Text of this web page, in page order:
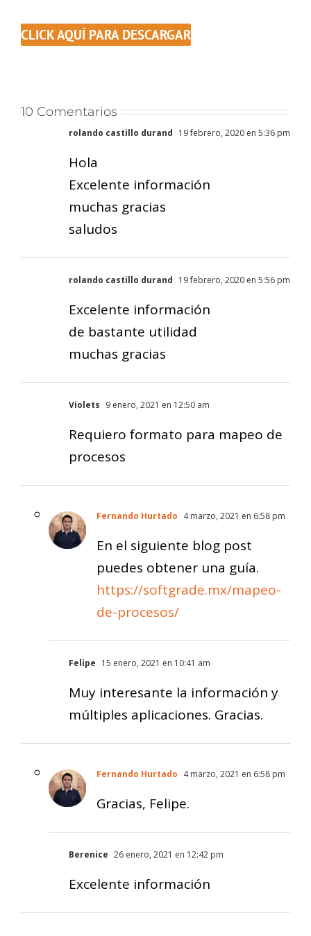
CLICK AQUÍ PARA DESCARGAR
10 Comentarios
rolando castillo durand 19 febrero, 2020 en 5:36 pm
Hola
Excelente información
muchas gracias
saludos
rolando castillo durand 19 febrero, 2020 en 5:56 pm
Excelente información
de bastante utilidad
muchas gracias
Violets 9 enero, 2021 en 12:50 am
Requiero formato para mapeo de
procesos
Fernando Hurtado 4 marzo, 2021 en 6:58 pm
En el siguiente blog post
puedes obtener una guía.
https://softgrade.mx/mapeo-
de-procesos/
Felipe 15 enero, 2021 en 10:41 am
Muy interesante la información y
múltiples aplicaciones. Gracias.
Fernando Hurtado 4 marzo, 2021 en 6:58 pm
Gracias, Felipe.
Berenice 26 enero, 2021 en 12:42 pm
Excelente información